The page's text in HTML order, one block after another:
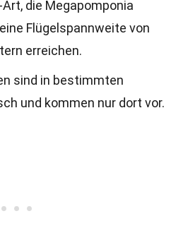
die Megapomponia
Flügelspannweite von
erreichen.
sind in bestimmten
und kommen nur dort vor.